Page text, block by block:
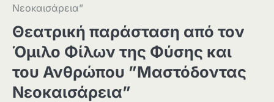
Νεοκαισάρεια”
Θεατρική παράσταση από τον
Όμιλο Φίλων της Φύσης και
του Ανθρώπου ”Μαστόδοντας
Νεοκαισάρεια”